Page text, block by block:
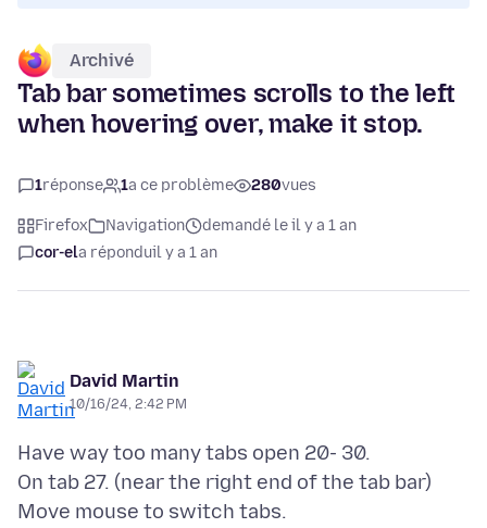
Archivé
Tab bar sometimes scrolls to the left
when hovering over, make it stop.
1réponse 1a ce problème 280vues
Firefox Navigation
demandé le il y a 1 an
cor-ela réponduil y a 1 an
David Martin
10/16/24, 2:42 PM
Have way too many tabs open 20- 30.
On tab 27. (near the right end of the tab bar)
Move mouse to switch tabs.